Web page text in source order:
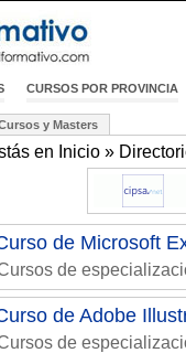
CURSOS POR PROVINCIA
y Masters
en Inicio »
de Microsoft
de
de Adobe
de